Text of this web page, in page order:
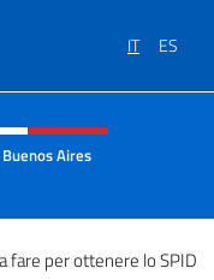
IT ES
e menù
Aires
fare per ottenere lo SPID